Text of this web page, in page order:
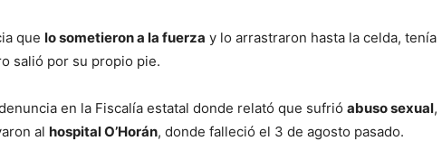
que lo sometieron a la fuerza y lo arrastraron hasta la celda, tenía
salió por su propio pie.
en la Fiscalía estatal donde relató que sufrió abuso sexual,
al hospital O’Horán, donde falleció el 3 de agosto pasado.